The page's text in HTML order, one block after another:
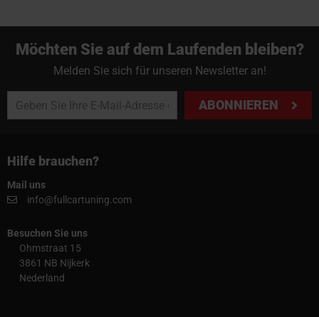
Möchten Sie auf dem Laufenden bleiben?
Melden Sie sich für unseren Newsletter an!
ABONNIEREN
Hilfe brauchen?
Mail uns
info@fullcartuning.com
Besuchen Sie uns
Ohmstraat 15
3861 NB Nijkerk
Nederland